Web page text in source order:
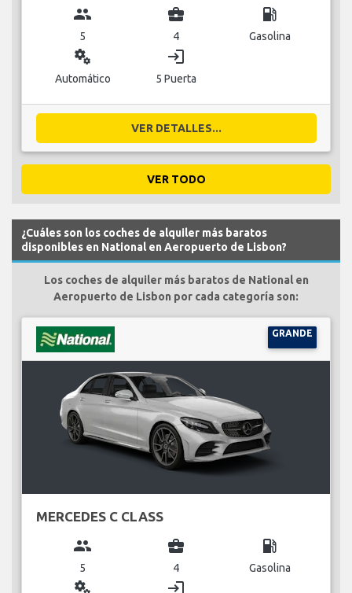
group
5
business_center
4
local_gas_station
Gasolina
miscellaneous_services
Automático
login
5 Puerta
VER DETALLES...
VER TODO
¿Cuáles son los coches de alquiler más baratos
disponibles en National en Aeropuerto de Lisbon?
Los coches de alquiler más baratos de National en
Aeropuerto de Lisbon por cada categoría son:
GRANDE
MERCEDES C CLASS
group
5
business_center
4
local_gas_station
Gasolina
miscellaneous_services login